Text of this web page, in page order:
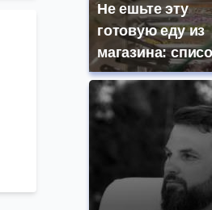
Не ешьте эту
готовую еду из
магазина: